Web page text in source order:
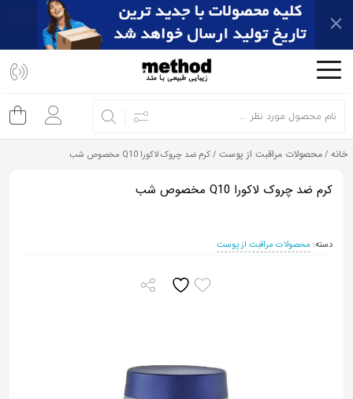
اشتراک
استفاده
از
روش‌های
زیر
صفحه
خانه /محصولات مراقبت از پوست / کرم ضد چروک لاکورا Q10 مخصوص شب
کرم ضد چروک لاکورا Q10 مخصوص شب
دسته: محصولات مراقبت از پوست